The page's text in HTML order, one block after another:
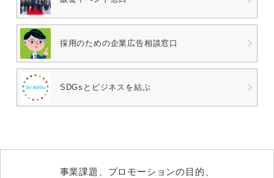
採用のための企業広告相談窓口
SDGsとビジネスを結ぶ
事業課題、プロモーションの目的、